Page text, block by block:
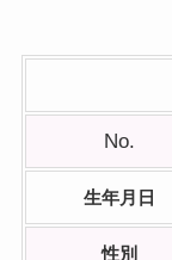
No.
生年月日
性別